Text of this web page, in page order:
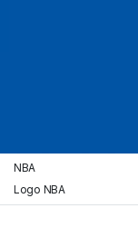
NBA
Logo NBA